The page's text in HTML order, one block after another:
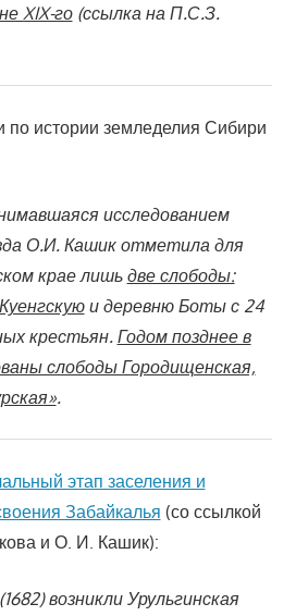
XIX-го(ссылка на П.С.З.
истории земледелия Сибири
исследованием
О.И. Кашик отметила для
крае лишь две слободы:
и деревню Боты с 24
крестьян. Годом позднее в
слободы Городищенская,
.
этап заселения и
Забайкалья (со ссылкой
и О. И. Кашик):
возникли Урульгинская